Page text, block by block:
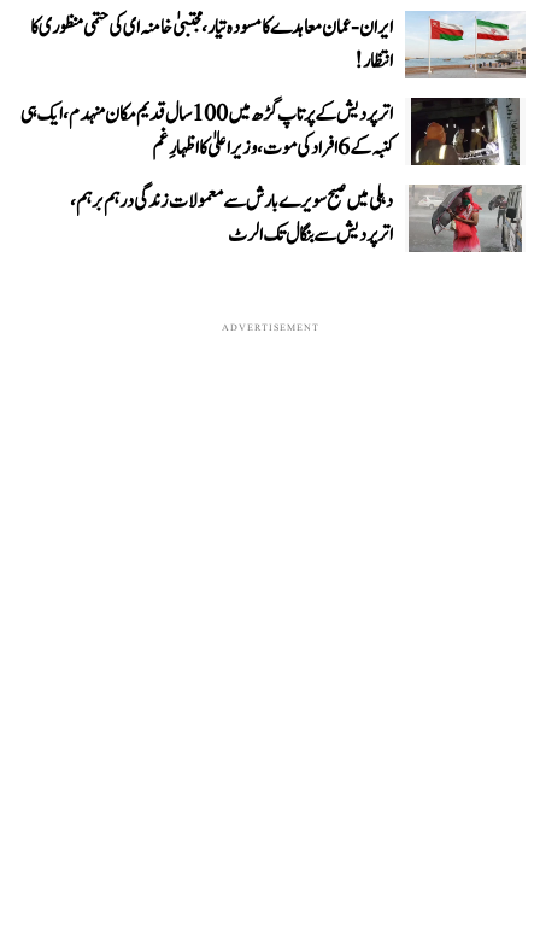
ایران-عمان معاہدے کا مسودہ تیار، مجتبیٰ خامنہ ای کی حتمی منظوری کا
انتظار!
اتر پردیش کے پرتاپ گڑھ میں 100 سال قدیم مکان منہدم، ایک ہی
کنبہ کے 6 افراد کی موت، وزیر اعلیٰ کا اظہارِ غم
دہلی میں صبح سویرے بارش سے معمولات زندگی درہم برہم،
اترپردیش سے بنگال تک الرٹ
ADVERTISEMENT